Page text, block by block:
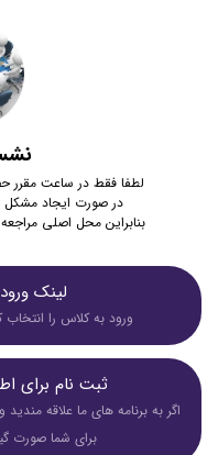
لطفا فقط در ساعت مقرر
در صورت ایجاد مشکل
بنابراین محل اصلی
لینک
ورود به کلاس را
ثبت نام برای
برای شما صورت